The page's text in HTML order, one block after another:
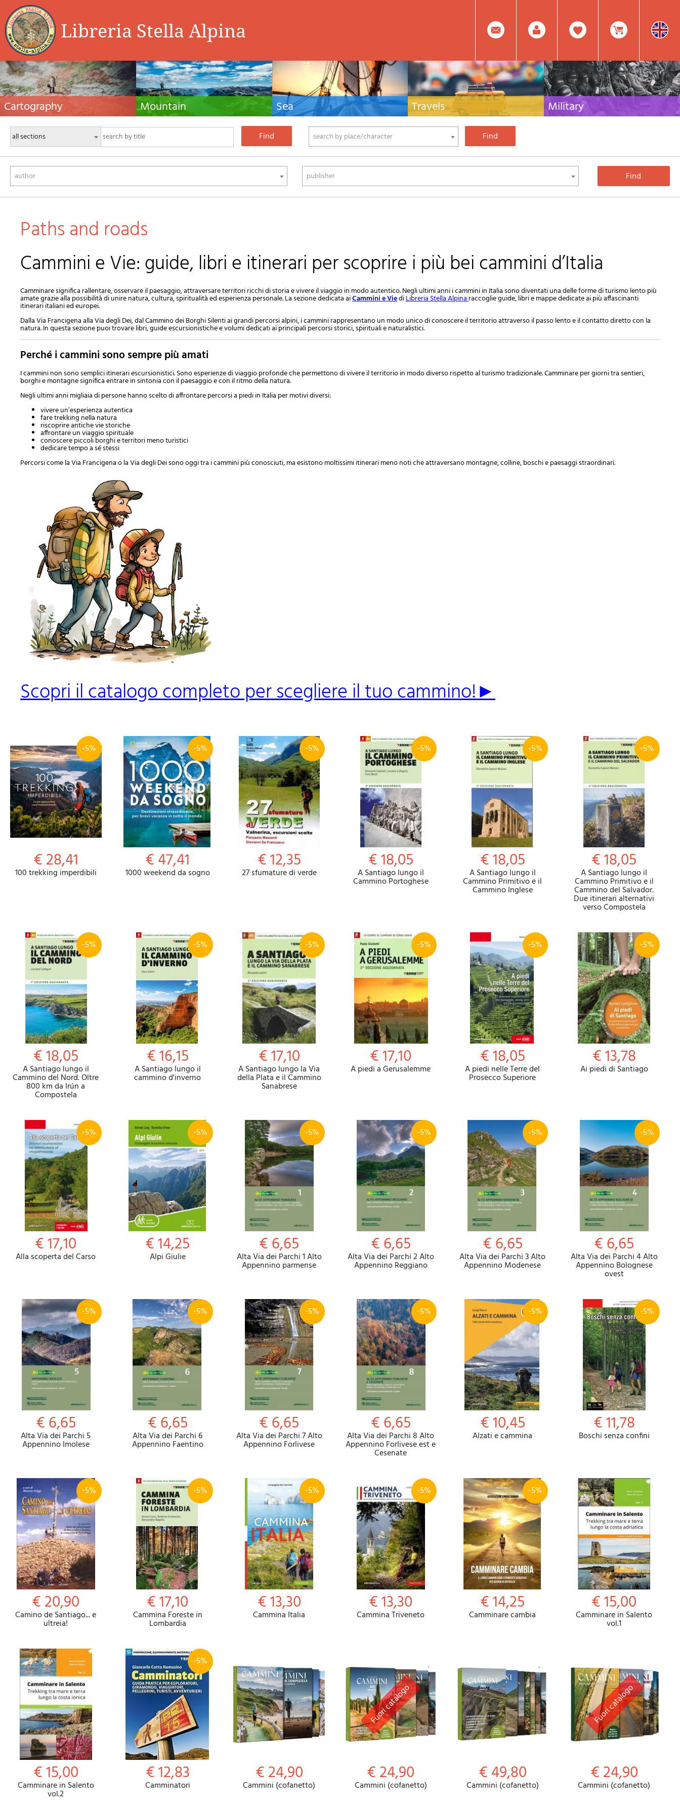
Libreria Stella Alpina 0
Item(s)
In
Facebook
Create
Cartography
Hiking maps, maps and atlases, cartography
around the world. Maps of the trails, cartography
for cyclotourism and mountain biking
Mountain
Alpine guides, hiking guides, technical manuals
for summer and winter mountaineering.
Mountain literature and filmography
Sea
Nautical manuals, nautical cartography, books
and literature for sailboat and motor
Travels
Travel guides and travel literature for Italy,
Europe and the rest of the world
Military
Collection of the best publications (books and
search by place/character
author publisher
Paths and roads
Cammini e Vie: guide, libri e itinerari per scoprire i più bei cammini d’Italia
Camminare significa rallentare, osservare il paesaggio, attraversare territori ricchi di storia e vivere il viaggio in modo autentico. Negli ultimi anni i cammini in Italia sono diventati una delle forme di turismo lento più
amate grazie alla possibilità di unire natura, cultura, spiritualità ed esperienza personale. La sezione dedicata aiCammini e ViediLibreria Stella Alpinaraccoglie guide, libri e mappe dedicate ai più affascinanti
itinerari italiani ed europei.
DallaVia FrancigenaallaVia degli Dei, dalCammino dei Borghi Silentiai grandi percorsi alpini, i cammini rappresentano un modo unico di conoscere il territorio attraverso il passo lento e il contatto diretto con la
natura. In questa sezione puoi trovare libri, guide escursionistiche e volumi dedicati ai principali percorsi storici, spirituali e naturalistici.
Perché i cammini sono sempre più amati
I cammini non sono semplici itinerari escursionistici. Sono esperienze di viaggio profonde che permettono di vivere il territorio in modo diverso rispetto al turismo tradizionale. Camminare per giorni tra sentieri,
borghi e montagne significa entrare in sintonia con il paesaggio e con il ritmo della natura.
Negli ultimi anni migliaia di persone hanno scelto di affrontare percorsi a piedi in Italia per motivi diversi:
vivere un’esperienza autentica
fare trekking nella natura
riscoprire antiche vie storiche
affrontare un viaggio spirituale
conoscere piccoli borghi e territori meno turistici
dedicare tempo a sé stessi
Percorsi come la Via Francigena o la Via degli Dei sono oggi tra i cammini più conosciuti, ma esistono moltissimi itinerari meno noti che attraversano montagne, colline, boschi e paesaggi straordinari.
Scopri il catalogo completo per scegliere il tuo cammino!►
-5%
€ 28,41
100 trekking imperdibili
-5%
€ 47,41
1000 weekend da sogno
-5%
€ 12,35
27 sfumature di verde
-5%
€ 18,05
A Santiago lungo il
Cammino Portoghese
-5%
€ 18,05
A Santiago lungo il
Cammino Primitivo e il
Cammino Inglese
-5%
€ 18,05
A Santiago lungo il
Cammino Primitivo e il
Cammino del Salvador.
Due itinerari alternativi
verso Compostela
-5%
€ 18,05
A Santiago lungo il
Cammino del Nord. Oltre
800 km da Irún a
Compostela
-5%
€ 16,15
A Santiago lungo il
cammino d'inverno
-5%
€ 17,10
A Santiago lungo la Via
della Plata e il Cammino
Sanabrese
-5%
€ 17,10
A piedi a Gerusalemme
-5%
€ 18,05
A piedi nelle Terre del
Prosecco Superiore
-5%
€ 13,78
Ai piedi di Santiago
-5%
€ 17,10
Alla scoperta del Carso
-5%
€ 14,25
Alpi Giulie
-5%
€ 6,65
Alta Via dei Parchi 1 Alto
Appennino parmense
-5%
€ 6,65
Alta Via dei Parchi 2 Alto
Appennino Reggiano
-5%
€ 6,65
Alta Via dei Parchi 3 Alto
Appennino Modenese
-5%
€ 6,65
Alta Via dei Parchi 4 Alto
Appennino Bolognese
ovest
-5%
€ 6,65
Alta Via dei Parchi 5
Appennino Imolese
-5%
€ 6,65
Alta Via dei Parchi 6
Appennino Faentino
-5%
€ 6,65
Alta Via dei Parchi 7 Alto
Appennino Forlivese
-5%
€ 6,65
Alta Via dei Parchi 8 Alto
Appennino Forlivese est e
Cesenate
-5%
€ 10,45
Alzati e cammina
-5%
€ 11,78
Boschi senza confini
-5%
€ 20,90
Camino de Santiago... e
ultreia!
-5%
€ 17,10
Cammina Foreste in
Lombardia
-5%
€ 13,30
Cammina Italia
-5%
€ 13,30
Cammina Triveneto
-5%
€ 14,25
Camminare cambia
€ 15,00
Camminare in Salento
vol.1
€ 15,00
Camminare in Salento
vol.2
-5%
€ 12,83
Camminatori
€ 24,90
Cammini (cofanetto)
€ 24,90
Cammini (cofanetto)
€ 49,80
Cammini (cofanetto)
€ 24,90
Cammini (cofanetto)